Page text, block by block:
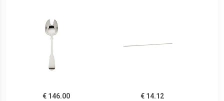
€ 146.00
€ 14.12